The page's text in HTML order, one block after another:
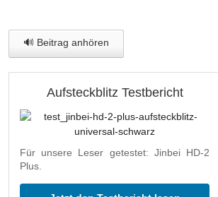
🔊 Beitrag anhören
Aufsteckblitz Testbericht
Für unsere Leser getestet: Jinbei HD-2
Plus.